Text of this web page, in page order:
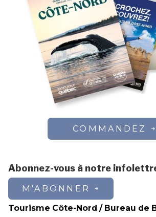
COMMANDEZ
Abonnez-vous à notre
M'ABONNER
Tourisme Côte-Nord / Bureau de